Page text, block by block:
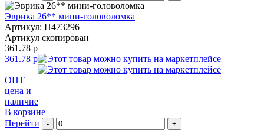
Эврика 26** мини-головоломка
Артикул: H473296
Артикул скопирован
361.78 р
361.78 р
ОПТ
цена и
наличие
В корзине
Перейти
- +